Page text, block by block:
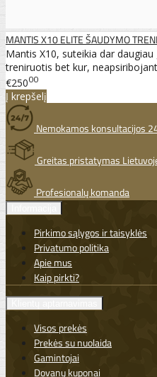
MANTIS X10 ELITE ŠAUDYMO
Mantis X10, suteikia dar
treniruotis bet kur,
€25000
Į krepšelį
Nemokamos konsultacijos
Greitas pristatymas
Profesionalų komanda
Pirkimo sąlygos ir taisyklės
Privatumo politika
Apie mus
Kaip pirkti?
Visos prekės
Prekės su nuolaida
Gamintojai
Dovanų kuponai